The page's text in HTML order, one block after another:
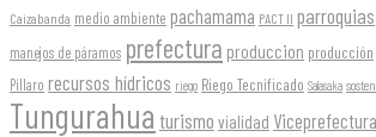
Caizabanda medio ambiente pachamama PACT II parroquias
manejos de páramos prefectura produccion producción
Píllaro recursos hídricos riego Riego Tecnificado Salasaka
Tungurahua turismo vialidad Viceprefectura